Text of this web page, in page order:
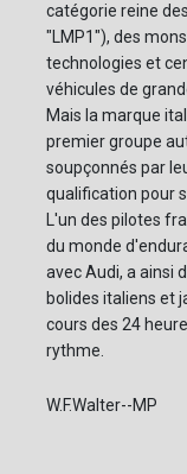
catégorie reine
"LMP1"), des
technologies et
véhicules de
Mais la marque
premier groupe
soupçonnés par
qualification pour
L'un des pilotes
du monde
avec Audi, a ainsi
bolides italiens et
cours des 24
rythme.
W.F.Walter--MP